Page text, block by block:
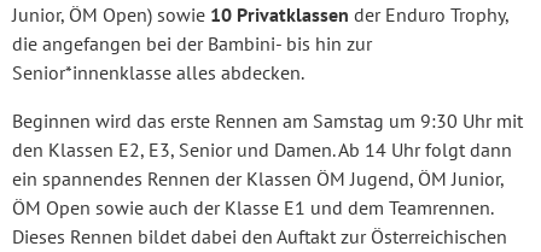
Junior, ÖM Open) sowie 10 Privatklassen der Enduro Trophy,
die angefangen bei der Bambini- bis hin zur
Senior*innenklasse alles abdecken.
Beginnen wird das erste Rennen am Samstag um 9:30 Uhr mit
den Klassen E2, E3, Senior und Damen. Ab 14 Uhr folgt dann
ein spannendes Rennen der Klassen ÖM Jugend, ÖM Junior,
ÖM Open sowie auch der Klasse E1 und dem Teamrennen.
Dieses Rennen bildet dabei den Auftakt zur Österreichischen